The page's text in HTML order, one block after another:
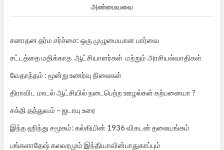
அண்மையவை
சனாதன தர்ம சர்ச்சை: ஒரு முழுமையான பார்வை
சட்டத்தை மதிக்காத ஆட்சியாளர்கள் மற்றும் அரசியல்வாதிகள்
வேதாந்தம் : மூன்று உணர்வு நிலைகள்
திராவிட மாடல் ஆட்சியில் நடைபெற்ற ஊழல்கள் கற்பனையா ?
சக்தி தத்துவம் – ஜடாயு உரை
இந்த ஹிந்து சமூகம்: கல்கியின் 1936 விகடன் தலையங்கம்
பங்களாதேஷ் கலவரமும் இந்தியாவின்பாதுகாப்பும்